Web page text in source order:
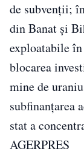
de subvenţii;
din Banat şi
exploatabile
blocarea
mine de
subfinanţarea
stat a
AGERPRES